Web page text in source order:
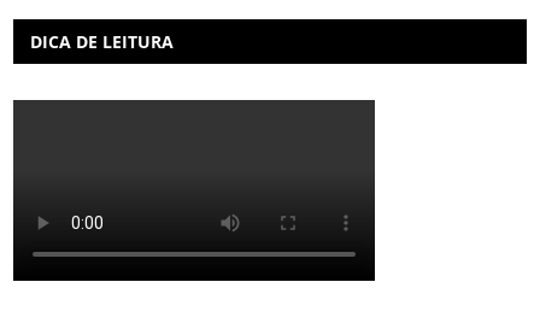
DICA DE LEITURA